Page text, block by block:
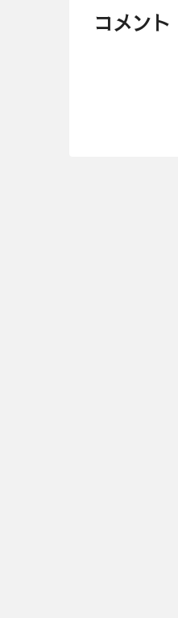
コメント